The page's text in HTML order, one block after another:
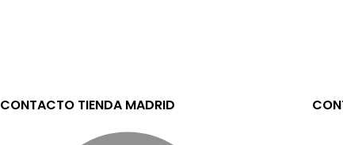
CONTACTO TIENDA MADRID